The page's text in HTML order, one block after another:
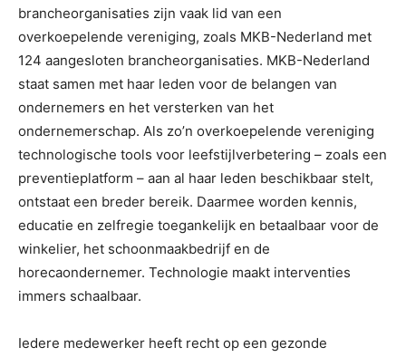
brancheorganisaties zijn vaak lid van een
overkoepelende vereniging, zoals MKB-Nederland met
124 aangesloten brancheorganisaties. MKB-Nederland
staat samen met haar leden voor de belangen van
ondernemers en het versterken van het
ondernemerschap. Als zo’n overkoepelende vereniging
technologische tools voor leefstijlverbetering – zoals een
preventieplatform – aan al haar leden beschikbaar stelt,
ontstaat een breder bereik. Daarmee worden kennis,
educatie en zelfregie toegankelijk en betaalbaar voor de
winkelier, het schoonmaakbedrijf en de
horecaondernemer. Technologie maakt interventies
immers schaalbaar.
Iedere medewerker heeft recht op een gezonde